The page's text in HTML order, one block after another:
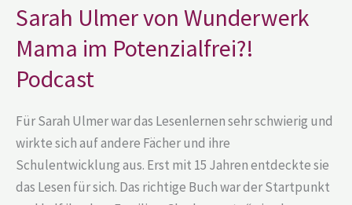
Sarah Ulmer von Wunderwerk
Mama im Potenzialfrei?!
Podcast
Für Sarah Ulmer war das Lesenlernen sehr schwierig und
wirkte sich auf andere Fächer und ihre
Schulentwicklung aus. Erst mit 15 Jahren entdeckte sie
das Lesen für sich. Das richtige Buch war der Startpunkt
im
Potenzialfrei?!